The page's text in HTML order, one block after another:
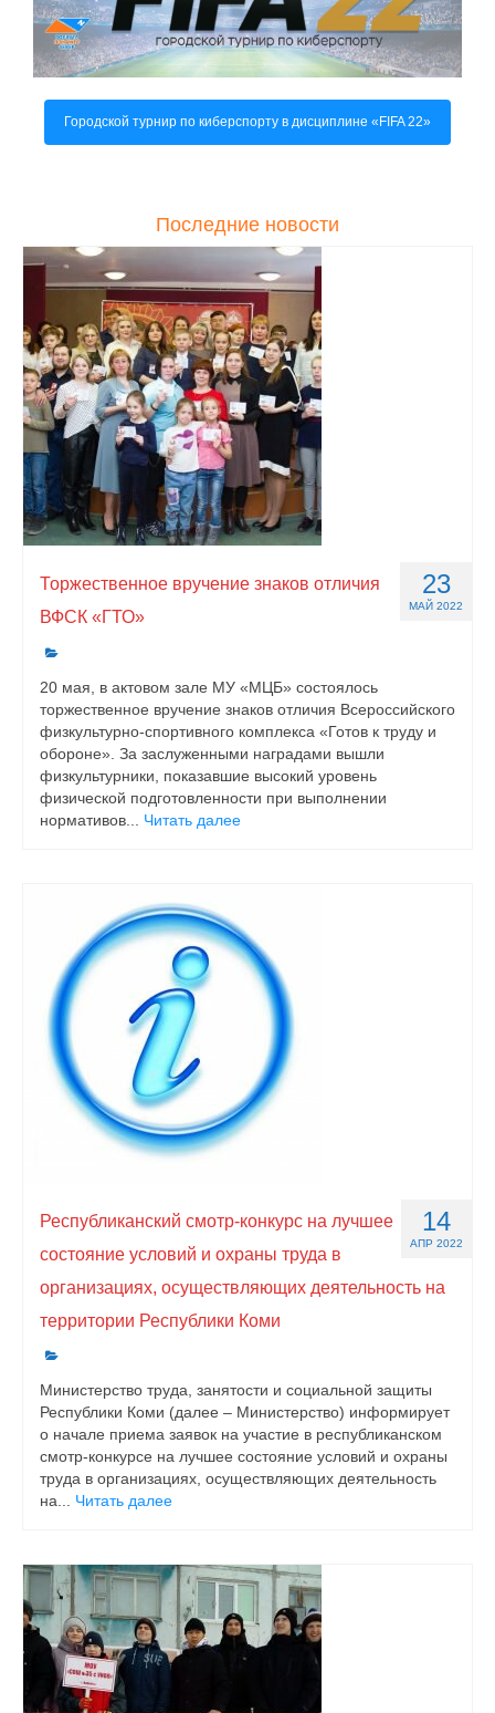
Городской турнир по киберспорту в дисциплине «FIFA 22»
Последние новости
23
МАЙ 2022
Торжественное вручение знаков отличия
ВФСК «ГТО»
20 мая, в актовом зале МУ «МЦБ» состоялось
торжественное вручение знаков отличия Всероссийского
физкультурно-спортивного комплекса «Готов к труду и
обороне». За заслуженными наградами вышли
физкультурники, показавшие высокий уровень
физической подготовленности при выполнении
нормативов... Читать далее
14
АПР 2022
Республиканский смотр-конкурс на лучшее
состояние условий и охраны труда в
организациях, осуществляющих деятельность на
территории Республики Коми
Министерство труда, занятости и социальной защиты
Республики Коми (далее – Министерство) информирует
о начале приема заявок на участие в республиканском
смотр-конкурсе на лучшее состояние условий и охраны
труда в организациях, осуществляющих деятельность
на... Читать далее